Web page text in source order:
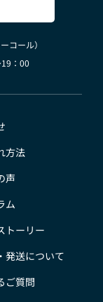
コール）
：00
方法
声
ム
トーリー
発送について
ご質問